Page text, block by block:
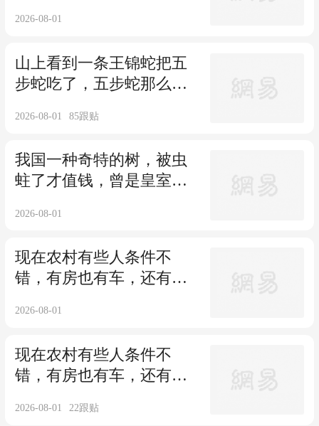
2026-08-01
山上看到一条王锦蛇把五
步蛇吃了，五步蛇那么厉
蛇？
2026-08-01 85跟贴
我国一种奇特的树，被虫
蛀了才值钱，曾是皇室专
的人不多！
2026-08-01
现在农村有些人条件不
错，有房也有车，还有存
媳妇？
2026-08-01
现在农村有些人条件不
错，有房也有车，还有存
媳妇？
2026-08-01 22跟贴